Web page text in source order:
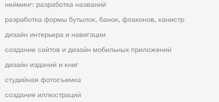
нейминг: разработка названий
разработка формы бутылок, банок, флаконов, канистр
дизайн интерьера и навигации
создание сайтов и дизайн мобильных приложений
дизайн изданий и книг
студийная фотосъемка
создание иллюстраций